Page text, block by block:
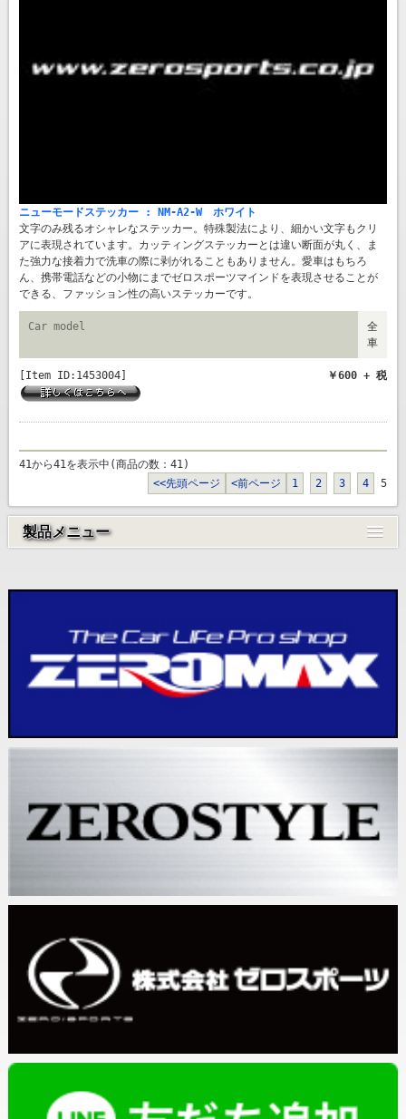
製品メニュー
ニューモードステッカー : NM-A2-W ホワイト
文字のみ残るオシャレなステッカー。特殊製法により、細かい文字もクリ
アに表現されています。カッティングステッカーとは違い断面が丸く、ま
た強力な接着力で洗車の際に剥がれることもありません。愛車はもちろ
ん、携帯電話などの小物にまでゼロスポーツマインドを表現させることが
できる、ファッション性の高いステッカーです。
Car model
全
車
[Item ID:1453004] ￥600 + 税
41から41を表示中(商品の数：41)
<<先頭ページ
<前ページ 1 2 3 4 5